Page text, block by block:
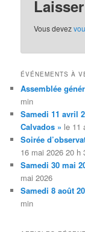
Vous devez
ÉVÉNEMENTS À
Assemblée
min
Samedi 11 avril
Calvados » le 11
Soirée
16 mai 2026 20 h
Samedi 30 mai
mai 2026
Samedi 8 août
min